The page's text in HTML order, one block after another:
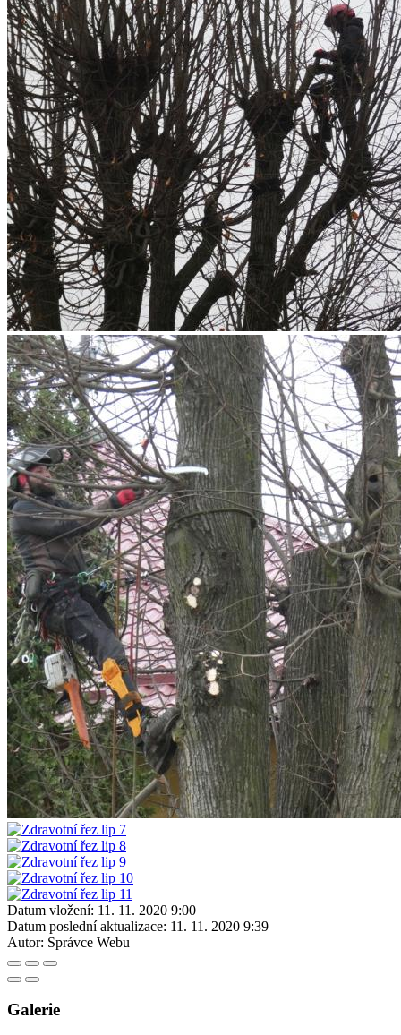
Datum vložení: 11. 11. 2020 9:00
Datum poslední aktualizace: 11. 11. 2020 9:39
Autor: Správce Webu
Galerie